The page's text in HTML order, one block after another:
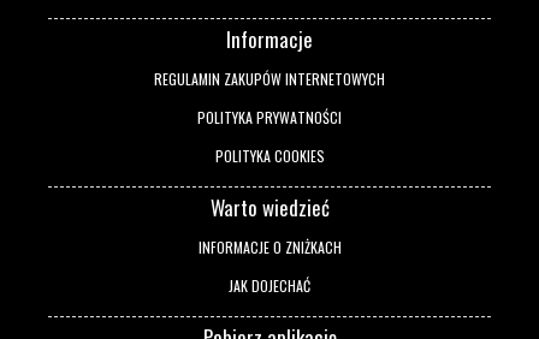
Informacje
REGULAMIN ZAKUPÓW INTERNETOWYCH
POLITYKA PRYWATNOŚCI
POLITYKA COOKIES
Warto wiedzieć
INFORMACJE O ZNIŻKACH
JAK DOJECHAĆ